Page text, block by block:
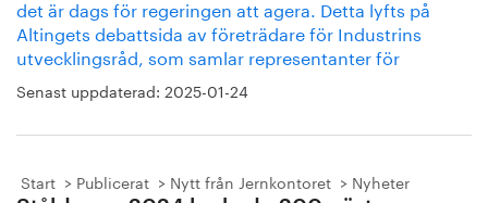
det är dags för regeringen att agera. Detta lyfts på
Altingets debattsida av företrädare för Industrins
utvecklingsråd, som samlar representanter för
Senast uppdaterad: 2025-01-24
Start Publicerat Nytt från Jernkontoret Nyheter